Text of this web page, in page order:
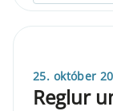
25. október
Reglur